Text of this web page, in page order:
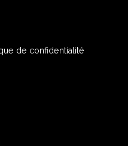
de confidentialité